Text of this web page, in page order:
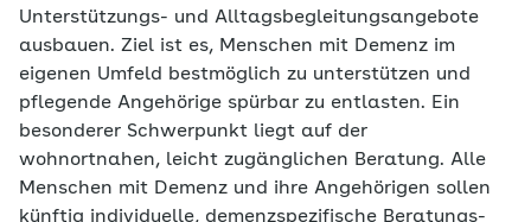
Unterstützungs- und Alltagsbegleitungsangebote
ausbauen. Ziel ist es, Menschen mit Demenz im
eigenen Umfeld bestmöglich zu unterstützen und
pflegende Angehörige spürbar zu entlasten. Ein
besonderer Schwerpunkt liegt auf der
wohnortnahen, leicht zugänglichen Beratung. Alle
Menschen mit Demenz und ihre Angehörigen sollen
künftig individuelle, demenzspezifische Beratungs-